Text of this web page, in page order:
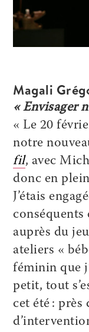
Magali
« Envisager
« Le 20
notre
fil, avec
donc en
J’étais
auprès du
ateliers «
féminin que
petit, tout
cet été : près